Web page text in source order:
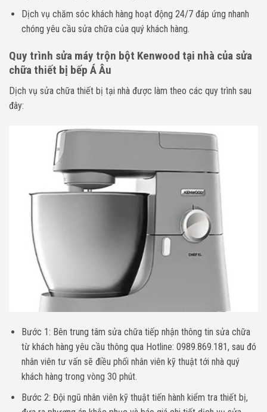
Dịch vụ chăm sóc khách hàng hoạt động 24/7 đáp ứng nhanh
chóng yêu cầu sửa chữa của quý khách hàng.
Quy trình sửa máy trộn bột Kenwood tại nhà của sửa
chữa thiết bị bếp Á Âu
Dịch vụ sửa chữa thiết bị tại nhà được làm theo các quy trình sau
đây:
Bước 1: Bên trung tâm sửa chữa tiếp nhận thông tin sửa chữa
từ khách hàng yêu cầu thông qua Hotline: 0989.869.181, sau đó
nhân viên tư vấn sẽ điều phối nhân viên kỹ thuật tới nhà quý
khách hàng trong vòng 30 phút.
Bước 2: Đội ngũ nhân viên kỹ thuật tiến hành kiểm tra thiết bị,